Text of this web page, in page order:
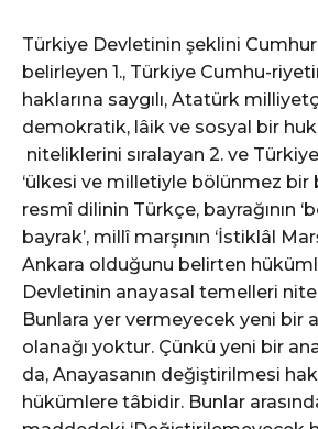
Türkiye Devletinin şeklini
belirleyen 1., Türkiye Cumhu-
haklarına saygılı, Atatürk
demokratik, lâik ve sosyal bir
niteliklerini sıralayan 2. ve
‘ülkesi ve milletiyle bölünmez bir
resmî dilinin Türkçe, bayrağının
bayrak’, millî marşının ‘İstiklâl
Ankara olduğunu belirten
Devletinin anayasal temelleri
Bunlara yer vermeyecek yeni bir
olanağı yoktur. Çünkü yeni bir
da, Anayasanın değiştirilmesi
hükümlere tâbidir. Bunlar